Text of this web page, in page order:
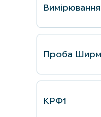
Проба
КРФ1